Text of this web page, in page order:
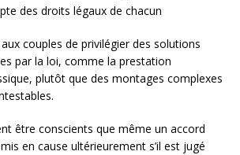
des droits légaux de chacun
couples de privilégier des solutions
par la loi, comme la prestation
plutôt que des montages complexes
être conscients que même un accord
en cause ultérieurement s’il est jugé